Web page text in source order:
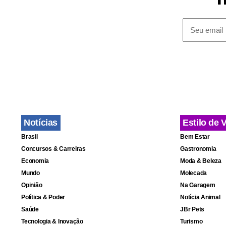
“É
Procurada
da semana,
afirma que
O
carta após
Notícias
Brasil
Concursos & Carreiras
Economia
Mundo
Opinião
Política & Poder
Saúde
Tecnologia & Inovação
Estilo de
Bem Estar
Gastronomia
Moda & Beleza
Molecada
Na Garagem
Notícia Animal
JBr Pets
Turismo